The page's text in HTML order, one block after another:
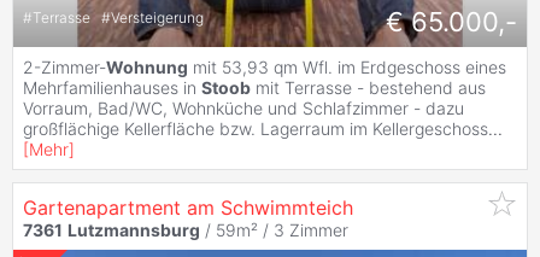
#Terrasse #Versteigerung € 65.000,-
2-Zimmer-Wohnung mit 53,93 qm Wfl. im Erdgeschoss eines
Mehrfamilienhauses in Stoob mit Terrasse - bestehend aus
Vorraum, Bad/WC, Wohnküche und Schlafzimmer - dazu
großflächige Kellerfläche bzw. Lagerraum im Kellergeschoss...
[Mehr]
Gartenapartment am Schwimmteich
7361 Lutzmannsburg / 59m² / 3 Zimmer